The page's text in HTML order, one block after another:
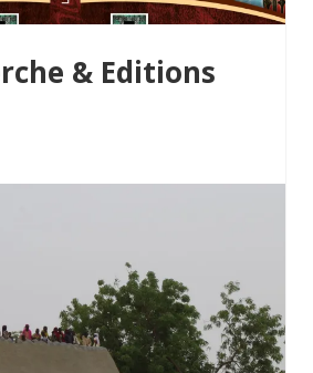
& Editions